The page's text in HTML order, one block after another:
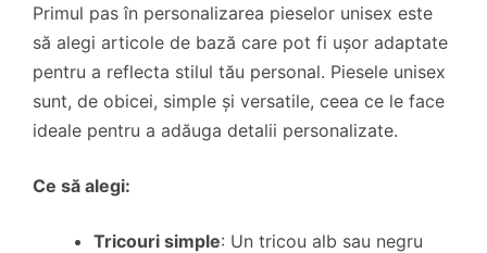
Primul pas în personalizarea pieselor unisex este
să alegi articole de bază care pot fi ușor adaptate
pentru a reflecta stilul tău personal. Piesele unisex
sunt, de obicei, simple și versatile, ceea ce le face
ideale pentru a adăuga detalii personalizate.
Ce să alegi:
Tricouri simple: Un tricou alb sau negru